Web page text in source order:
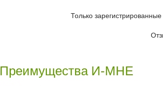
Только
Преимущества И-МНЕ